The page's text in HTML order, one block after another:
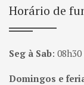
Horário de
Seg à Sab: 08h30
Domingos e